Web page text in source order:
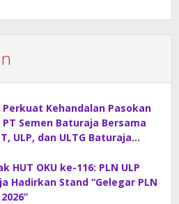
Perkuat Kehandalan Pasokan
Semen Baturaja Bersama
ULP, dan ULTG Baturaja
HUT OKU ke-116: PLN ULP
Hadirkan Stand “Gelegar PLN